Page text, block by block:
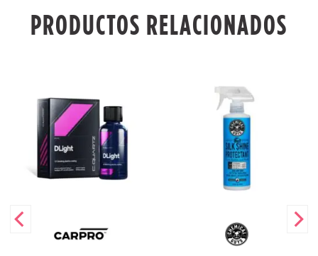
PRODUCTOS RELACIONADOS